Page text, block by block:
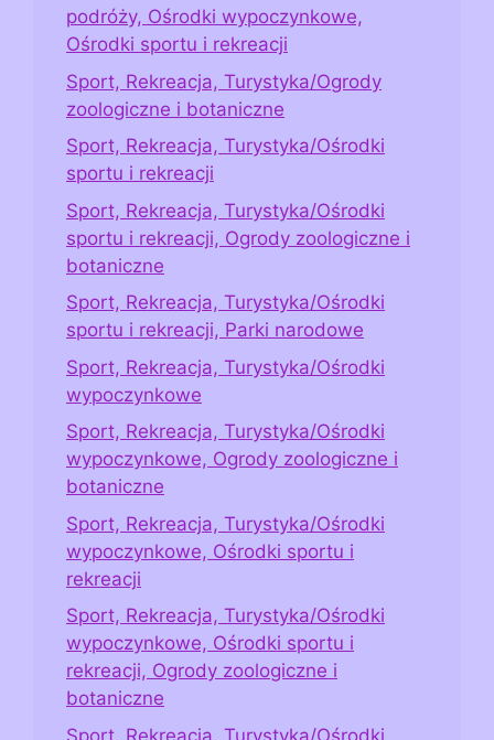
podróży, Ośrodki wypoczynkowe,
Ośrodki sportu i rekreacji
Sport, Rekreacja, Turystyka/Ogrody
zoologiczne i botaniczne
Sport, Rekreacja, Turystyka/Ośrodki
sportu i rekreacji
Sport, Rekreacja, Turystyka/Ośrodki
sportu i rekreacji, Ogrody zoologiczne i
botaniczne
Sport, Rekreacja, Turystyka/Ośrodki
sportu i rekreacji, Parki narodowe
Sport, Rekreacja, Turystyka/Ośrodki
wypoczynkowe
Sport, Rekreacja, Turystyka/Ośrodki
wypoczynkowe, Ogrody zoologiczne i
botaniczne
Sport, Rekreacja, Turystyka/Ośrodki
wypoczynkowe, Ośrodki sportu i
rekreacji
Sport, Rekreacja, Turystyka/Ośrodki
wypoczynkowe, Ośrodki sportu i
rekreacji, Ogrody zoologiczne i
botaniczne
Sport, Rekreacja, Turystyka/Ośrodki